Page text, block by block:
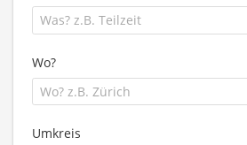
Wo?
Umkreis